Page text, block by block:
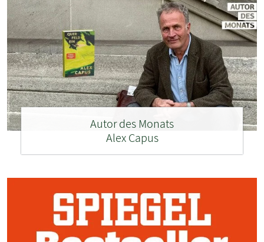
Autor des Monats
Alex Capus